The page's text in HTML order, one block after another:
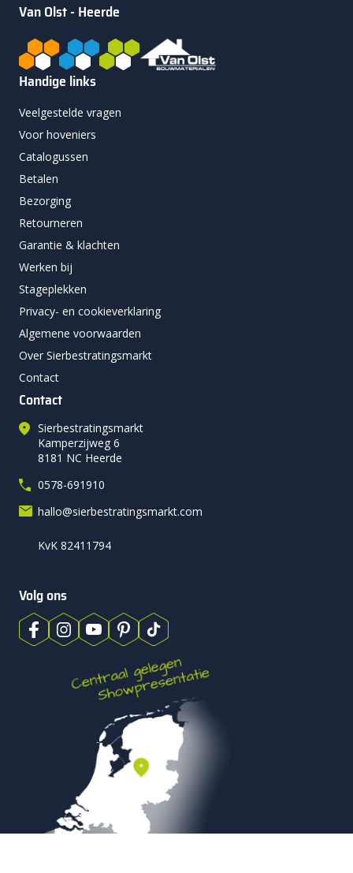
Van Olst - Heerde
Handige links
Veelgestelde vragen
Voor hoveniers
Catalogussen
Betalen
Bezorging
Retourneren
Garantie & klachten
Werken bij
Stageplekken
Privacy- en cookieverklaring
Algemene voorwaarden
Over Sierbestratingsmarkt
Contact
Contact
Sierbestratingsmarkt
Kamperzijweg 6
8181 NC Heerde
0578-691910
hallo@sierbestratingsmarkt.com
KvK 82411794
Volg ons